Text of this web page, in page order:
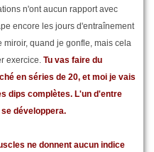
n'ont aucun rapport avec
encore les jours d'entraînement
quand je gonfle, mais cela
exercice. Tu vas faire du
en séries de 20, et moi je vais
dips complètes. L'un d'entre
développera.
ne donnent aucun indice